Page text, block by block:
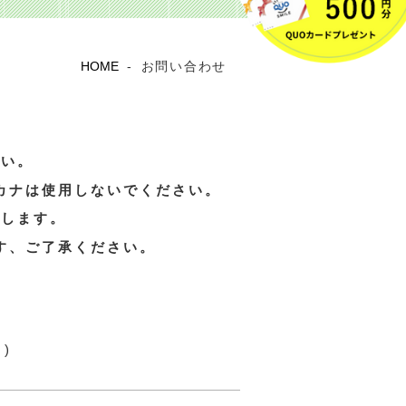
HOME - お問い合わせ
。
は使用しないでください。
ます。
ご了承ください。
)